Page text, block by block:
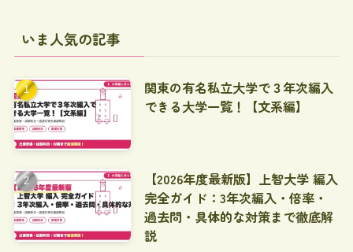
いま人気の記事
関東の有名私立大学で３年次編入
できる大学一覧！【文系編】
【2026年度最新版】上智大学 編入
完全ガイド：3年次編入・倍率・
過去問・具体的な対策まで徹底解
説